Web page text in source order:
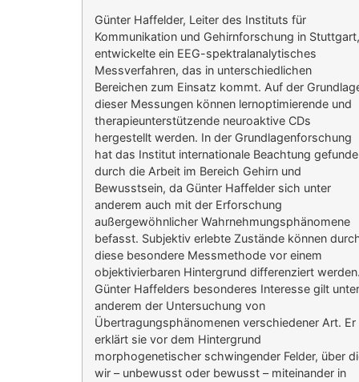
Günter Haffelder, Leiter des Instituts für
Kommunikation und Gehirnforschung in Stuttgart,
entwickelte ein EEG-spektralanalytisches
Messverfahren, das in unterschiedlichen
Bereichen zum Einsatz kommt. Auf der
dieser Messungen können lernoptimierende und
therapieunterstützende neuroaktive CDs
hergestellt werden. In der Grundlagenforschung
hat das Institut internationale Beachtung
durch die Arbeit im Bereich Gehirn und
Bewusstsein, da Günter Haffelder sich unter
anderem auch mit der Erforschung
außergewöhnlicher Wahrnehmungsphänomene
befasst. Subjektiv erlebte Zustände können
diese besondere Messmethode vor einem
objektivierbaren Hintergrund differenziert
Günter Haffelders besonderes Interesse gilt unter
anderem der Untersuchung von
Übertragungsphänomenen verschiedener Art. Er
erklärt sie vor dem Hintergrund
morphogenetischer schwingender Felder, über
wir – unbewusst oder bewusst – miteinander in